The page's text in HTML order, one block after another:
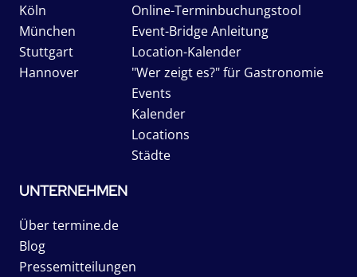
Köln
München
Stuttgart
Hannover
Online-Terminbuchungstool
Event-Bridge Anleitung
Location-Kalender
"Wer zeigt es?" für Gastronomie
Events
Kalender
Locations
Städte
UNTERNEHMEN
Über termine.de
Blog
Pressemitteilungen